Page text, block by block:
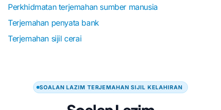
Perkhidmatan terjemahan sumber manusia
Terjemahan penyata bank
Terjemahan sijil cerai
SOALAN LAZIM TERJEMAHAN SIJIL KELAHIRAN